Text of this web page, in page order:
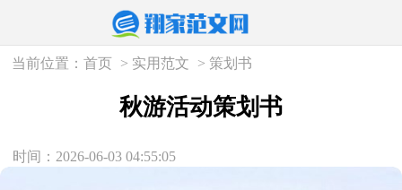
当前位置：首页 > 实用范文 > 策划书
秋游活动策划书
时间：2026-06-03 04:55:05